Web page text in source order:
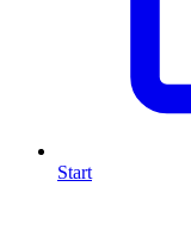
Start